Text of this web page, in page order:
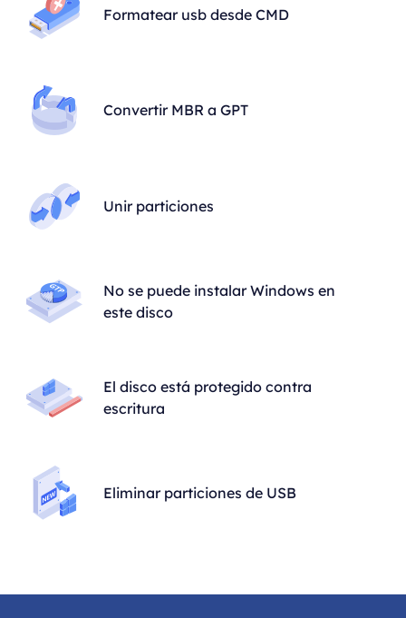
Formatear usb desde CMD
Convertir MBR a GPT
Unir particiones
No se puede instalar Windows en
este disco
El disco está protegido contra
escritura
Eliminar particiones de USB